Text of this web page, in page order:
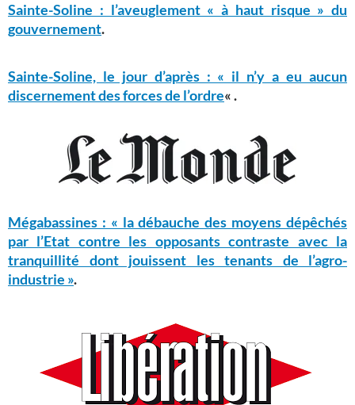
Sainte-Soline : l’aveuglement « à haut risque » du
gouvernement.
Sainte-Soline, le jour d’après : « il n’y a eu aucun
discernement des forces de l’ordre« .
Mégabassines : « la débauche des moyens dépêchés
par l’Etat contre les opposants contraste avec la
tranquillité dont jouissent les tenants de l’agro-
industrie ».